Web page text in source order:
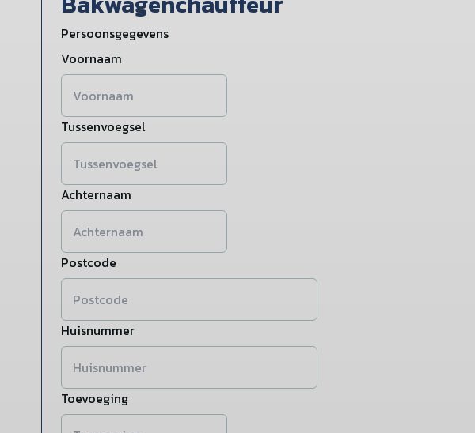
Persoonsgegevens
Voornaam
Tussenvoegsel
Achternaam
Postcode
Huisnummer
Toevoeging